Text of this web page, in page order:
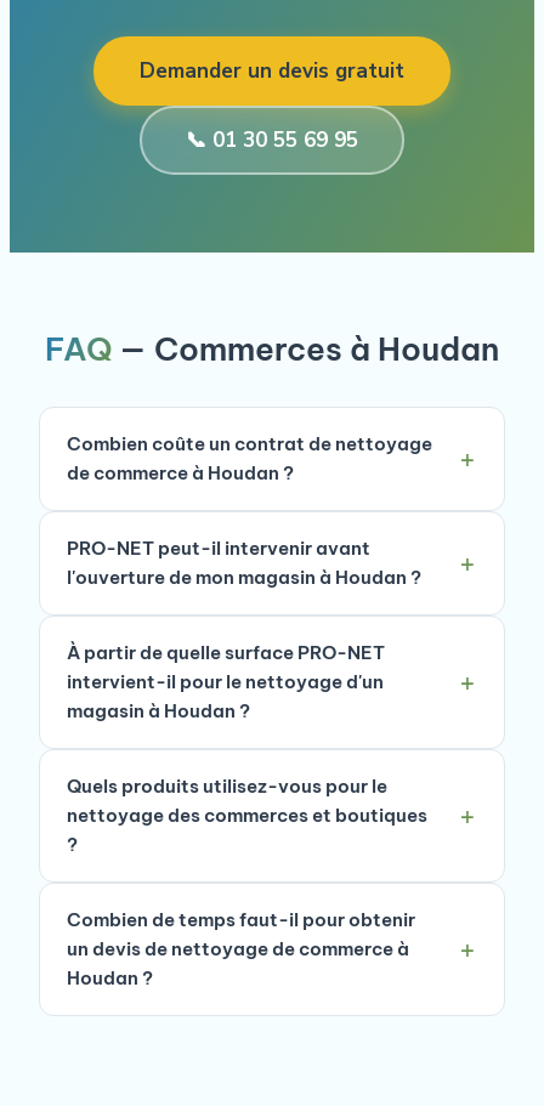
Demander un devis gratuit
📞 01 30 55 69 95
FAQ — Commerces à Houdan
Combien coûte un contrat de nettoyage
de commerce à Houdan ?
PRO-NET peut-il intervenir avant
l'ouverture de mon magasin à Houdan ?
À partir de quelle surface PRO-NET
intervient-il pour le nettoyage d'un
magasin à Houdan ?
Quels produits utilisez-vous pour le
nettoyage des commerces et boutiques
?
Combien de temps faut-il pour obtenir
un devis de nettoyage de commerce à
Houdan ?